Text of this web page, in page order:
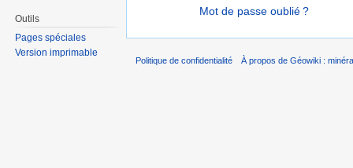
Mot de passe oublié ?
Outils
Pages spéciales
Version imprimable
Politique de confidentialité À propos de Géowiki :